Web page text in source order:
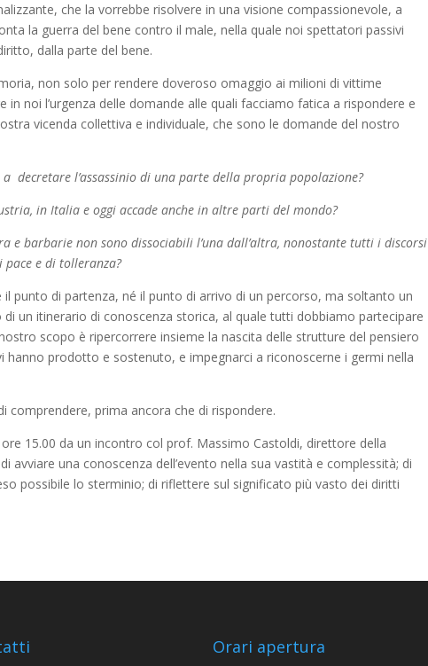
che la vorrebbe risolvere in una visione compassionevole, a
la guerra del bene contro il male, nella quale noi spettatori passivi
dalla parte del bene.
non solo per rendere doveroso omaggio ai milioni di vittime
noi l’urgenza delle domande alle quali facciamo fatica a rispondere e
vicenda collettiva e individuale, che sono le domande del nostro
decretare l’assassinio di una parte della propria popolazione?
in Italia e oggi accade anche in altre parti del mondo?
e barbarie non sono dissociabili l’una dall’altra, nonostante tutti i discorsi
pace e di tolleranza?
punto di partenza, né il punto di arrivo di un percorso, ma soltanto un
un itinerario di conoscenza storica, al quale tutti dobbiamo partecipare
scopo è ripercorrere insieme la nascita delle strutture del pensiero
prodotto e sostenuto, e impegnarci a riconoscerne i germi nella
comprendere, prima ancora che di rispondere.
15.00 da un incontro col prof. Massimo Castoldi, direttore della
avviare una conoscenza dell’evento nella sua vastità e complessità; di
possibile lo sterminio; di riflettere sul significato più vasto dei diritti
Orari apertura